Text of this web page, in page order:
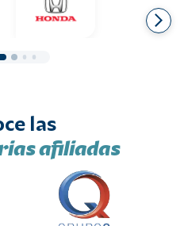
las
afiliadas